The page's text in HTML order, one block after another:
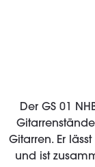
Der GS 01
Gitarren. Er
und ist